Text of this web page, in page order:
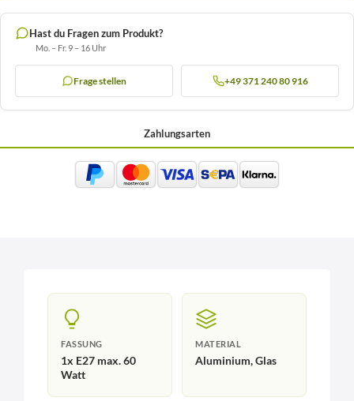
Hast du Fragen zum Produkt?
Mo. – Fr. 9 – 16 Uhr
Frage stellen +49 371 240 80 916
Zahlungsarten
FASSUNG
1x E27 max. 60
Watt
MATERIAL
Aluminium, Glas